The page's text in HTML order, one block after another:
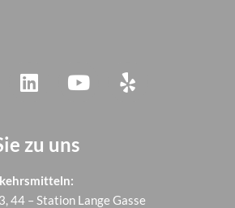
zu uns
44 – Station Lange Gasse